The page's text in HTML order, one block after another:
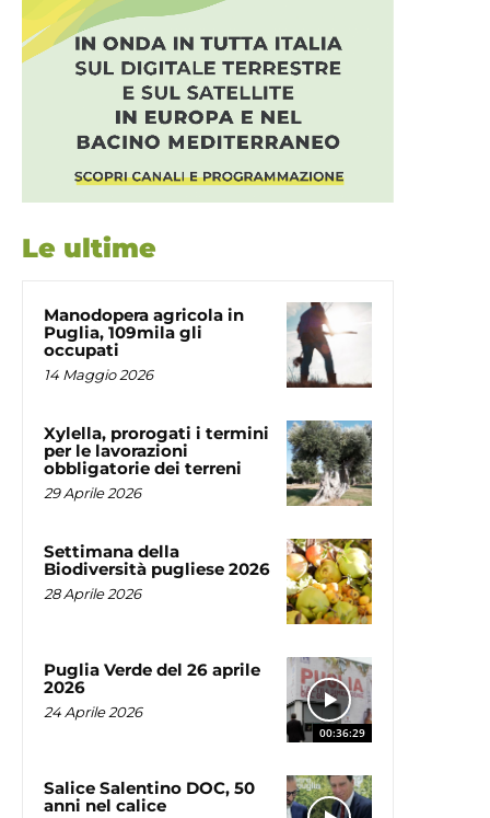
Le ultime
Manodopera agricola in
Puglia, 109mila gli
occupati
14 Maggio 2026
Xylella, prorogati i termini
per le lavorazioni
obbligatorie dei terreni
29 Aprile 2026
Settimana della
Biodiversità pugliese 2026
28 Aprile 2026
00:36:29
Puglia Verde del 26 aprile
2026
24 Aprile 2026
Salice Salentino DOC, 50
anni nel calice